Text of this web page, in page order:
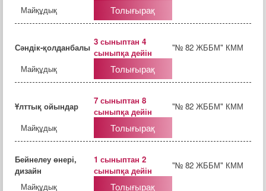
Майқұдық
Толығырақ
Сәндік-қолданбалы 3 сыныптан 4
сыныпқа дейін
"№ 82 ЖББМ" КММ
Майқұдық
Толығырақ
Ұлттық ойындар
7 сыныптан 8
сыныпқа дейін
"№ 82 ЖББМ" КММ
Майқұдық
Толығырақ
Бейнелеу өнері,
дизайн
1 сыныптан 2
сыныпқа дейін
"№ 82 ЖББМ" КММ
Майқұдық
Толығырақ